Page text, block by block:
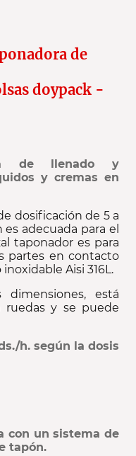
de
doypack -
de llenado y
y cremas en
dosificación de 5 a
adecuada para el
taponador es para
partes en contacto
Aisi 316L.
está
y se puede
h. según la dosis
con un sistema de
tapón.